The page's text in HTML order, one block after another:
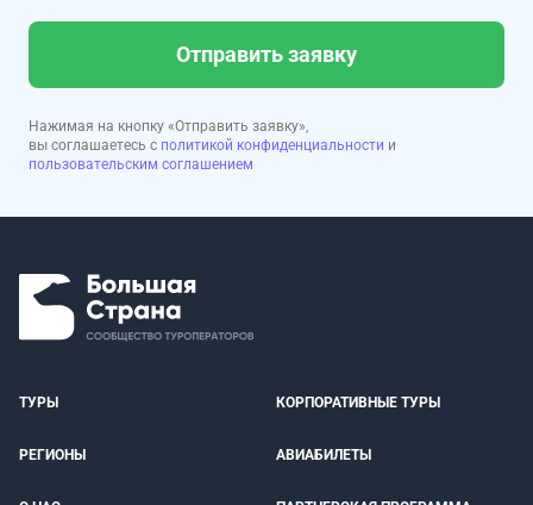
Отправить заявку
Нажимая на кнопку «Отправить заявку»,
вы соглашаетесь с политикой конфиденциальности и
пользовательским соглашением
ТУРЫ КОРПОРАТИВНЫЕ ТУРЫ
РЕГИОНЫ АВИАБИЛЕТЫ